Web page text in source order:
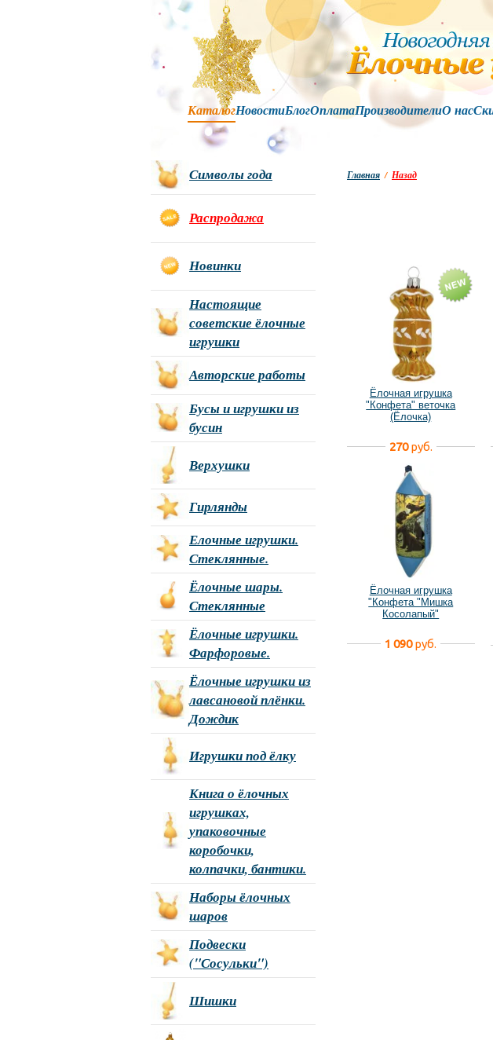
КаталогНовостиБлогОплатаПроизводителиО нас
Главная / Назад
Ёлочная игрушка
"Конфета" веточка
(Ёлочка)
270руб.
Ёлочная игрушка
"Конфета "Мишка
Косолапый"
1 090руб.
Символы года
Распродажа
Новинки
Настоящие
советские ёлочные
игрушки
Авторские работы
Бусы и игрушки из
бусин
Верхушки
Гирлянды
Елочные игрушки.
Стеклянные.
Ёлочные шары.
Стеклянные
Ёлочные игрушки.
Фарфоровые.
Ёлочные игрушки из
лавсановой плёнки.
Дождик
Игрушки под ёлку
Книга о ёлочных
игрушках,
упаковочные
коробочки,
колпачки, бантики.
Наборы ёлочных
шаров
Подвески
("Сосульки")
Шишки